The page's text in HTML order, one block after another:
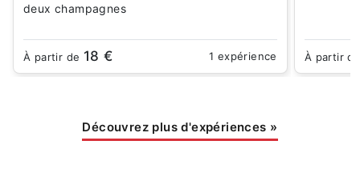
deux champagnes
À partir de 18 € 1 expérience À partir
Découvrez plus d'expériences »